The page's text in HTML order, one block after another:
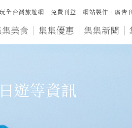
美食 集集優惠 集集新聞
玩全台灣旅遊網 免費刊登 網站製作‧廣告
遊等資訊